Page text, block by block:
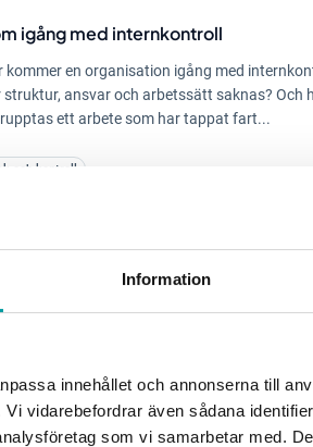
Information
innehållet och annonserna till
vidarebefordrar även sådana
som vi samarbetar med.
igång med internkontroll
kommer en organisation igång med
struktur, ansvar och arbetssätt saknas? Och
ett arbete som har tappat fart...
och kontroll